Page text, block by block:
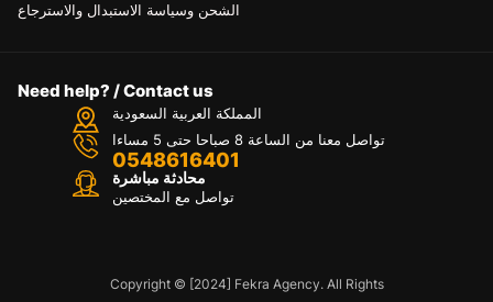
الشحن وسياسة الاستبدال والاسترجاع
Need help? / Contact us
المملكة العربية السعودية
تواصل معنا من الساعة 8 صباحا حتى 5 مساءا
0548616401
محادثة مباشرة
تواصل مع المختصين
Copyright © [2024] Fekra Agency. All Rights